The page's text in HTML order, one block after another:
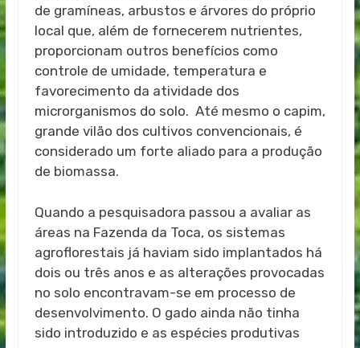
de gramíneas, arbustos e árvores do próprio
local que, além de fornecerem nutrientes,
proporcionam outros benefícios como
controle de umidade, temperatura e
favorecimento da atividade dos
microrganismos do solo. Até mesmo o capim,
grande vilão dos cultivos convencionais, é
considerado um forte aliado para a produção
de biomassa.
Quando a pesquisadora passou a avaliar as
áreas na Fazenda da Toca, os sistemas
agroflorestais já haviam sido implantados há
dois ou três anos e as alterações provocadas
no solo encontravam-se em processo de
desenvolvimento. O gado ainda não tinha
sido introduzido e as espécies produtivas